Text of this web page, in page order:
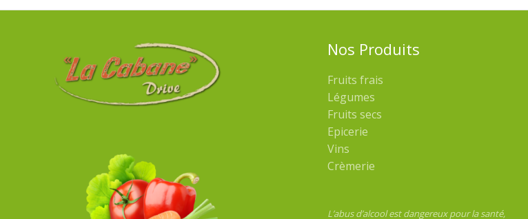
Nos Produits
Fruits frais
Légumes
Fruits secs
Epicerie
Vins
Crèmerie
L’abus d’alcool est dangereux pour la santé,